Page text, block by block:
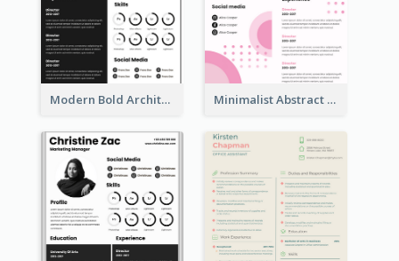
Modern Bold Architect Resume Minimalist Abstract Pink Resume